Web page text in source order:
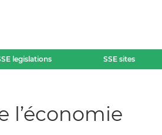
legislations SSE sites
l’économie